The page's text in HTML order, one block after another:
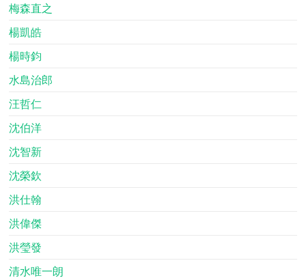
梅森直之
楊凱皓
楊時鈞
水島治郎
汪哲仁
沈伯洋
沈智新
沈榮欽
洪仕翰
洪偉傑
洪瑩發
清水唯一朗